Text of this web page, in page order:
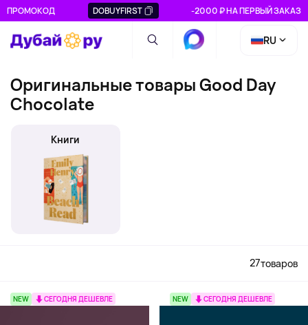
ПРОМОКОД DOBUYFIRST -2000 ₽ НА ПЕРВЫЙ ЗАКАЗ
RU
Оригинальные товары Good Day
Chocolate
Книги
27товаров
NEW СЕГОДНЯ ДЕШЕВЛЕ NEW СЕГОДНЯ ДЕШЕВЛЕ